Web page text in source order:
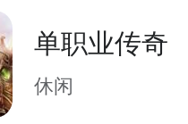
单职业传奇
休闲